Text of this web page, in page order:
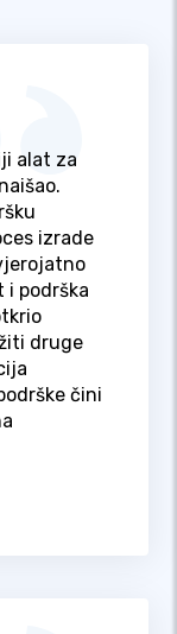
alat za
izrade
i podrška
druge
čini